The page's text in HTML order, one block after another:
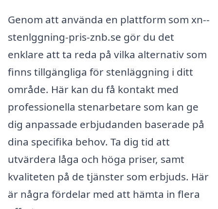
Genom att använda en plattform som xn--
stenlggning-pris-znb.se gör du det
enklare att ta reda på vilka alternativ som
finns tillgängliga för stenläggning i ditt
område. Här kan du få kontakt med
professionella stenarbetare som kan ge
dig anpassade erbjudanden baserade på
dina specifika behov. Ta dig tid att
utvärdera låga och höga priser, samt
kvaliteten på de tjänster som erbjuds. Här
är några fördelar med att hämta in flera